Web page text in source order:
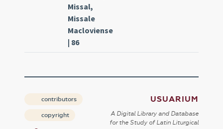
Missal,
Missale
Macloviense
| 86
contributors
copyright
USUARIUM
A Digital Library and Database
for the Study of Latin Liturgical